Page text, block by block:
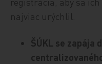
najviac urýchlil.
ŠÚKL se zapája